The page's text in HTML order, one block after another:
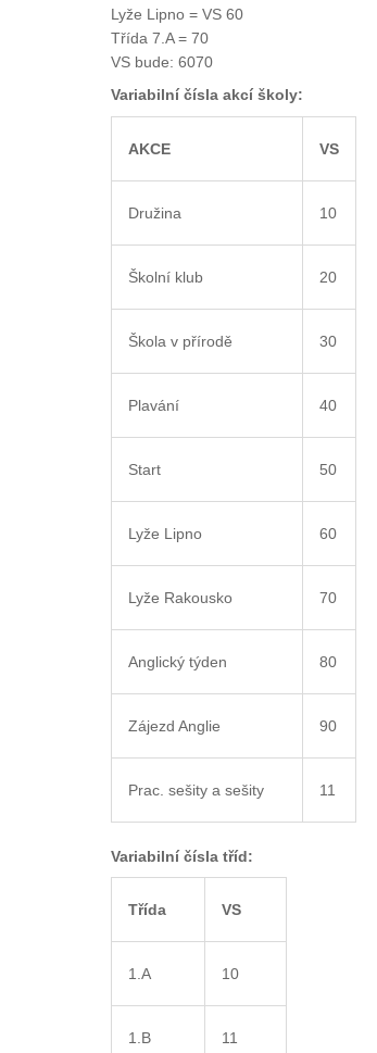
Lyže Lipno = VS 60
Třída 7.A = 70
VS bude: 6070
Variabilní čísla akcí
AKCE VS
Družina 10
Školní klub 20
Škola v přírodě 30
Plavání 40
Start 50
Lyže Lipno 60
Lyže Rakousko 70
Anglický týden 80
Zájezd Anglie 90
Prac. sešity a sešity 11
Variabilní čísla tříd:
Třída VS
1.A 10
1.B 11